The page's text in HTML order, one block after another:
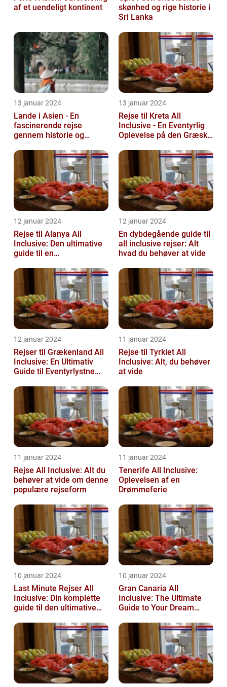
af et uendeligt kontinent
skønhed og rige historie i
Sri Lanka
13 januar 2024
Lande i Asien - En
fascinerende rejse
gennem historie og
13 januar 2024
Rejse til Kreta All
Inclusive - En Eventyrlig
Oplevelse på den Græske
12 januar 2024
Rejse til Alanya All
Inclusive: Den ultimative
guide til en
12 januar 2024
En dybdegående guide til
all inclusive rejser: Alt
hvad du behøver at vide
12 januar 2024
Rejser til Grækenland All
Inclusive: En Ultimativ
Guide til Eventyrlystne
11 januar 2024
Rejse til Tyrkiet All
Inclusive: Alt, du behøver
at vide
11 januar 2024
Rejse All Inclusive: Alt du
behøver at vide om denne
populære rejseform
11 januar 2024
Tenerife All Inclusive:
Oplevelsen af en
Drømmeferie
10 januar 2024
Last Minute Rejser All
Inclusive: Din komplette
guide til den ultimative
ferieoplevelse
10 januar 2024
Gran Canaria All
Inclusive: The Ultimate
Guide to Your Dream